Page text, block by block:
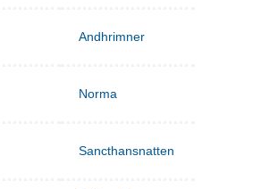
Andhrimner
Norma
Sancthansnatten